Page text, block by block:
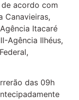
acordo com
Canavieiras,
Itacaré
Agência Ilhéus,
das 09h